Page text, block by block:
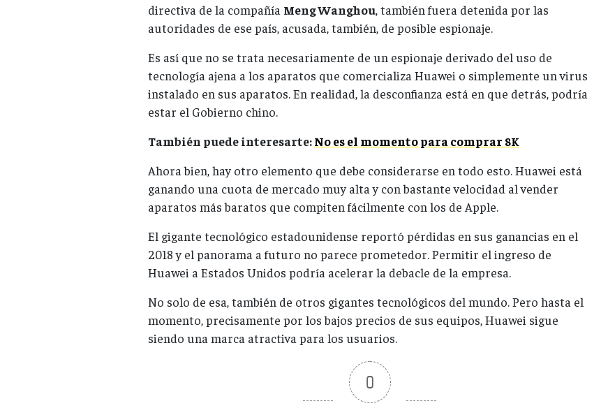
directiva de la compañía Meng Wanghou, también fuera detenida por las
autoridades de ese país, acusada, también, de posible espionaje.
Es así que no se trata necesariamente de un espionaje derivado del uso de
tecnología ajena a los aparatos que comercializa Huawei o simplemente un virus
instalado en sus aparatos. En realidad, la desconfianza está en que detrás, podría
estar el Gobierno chino.
También puede interesarte:No es el momento para comprar 8K
Ahora bien, hay otro elemento que debe considerarse en todo esto. Huawei está
ganando una cuota de mercado muy alta y con bastante velocidad al vender
aparatos más baratos que compiten fácilmente con los de Apple.
El gigante tecnológico estadounidense reportó pérdidas en sus ganancias en el
2018 y el panorama a futuro no parece prometedor. Permitir el ingreso de
Huawei a Estados Unidos podría acelerar la debacle de la empresa.
No solo de esa, también de otros gigantes tecnológicos del mundo. Pero hasta el
momento, precisamente por los bajos precios de sus equipos, Huawei sigue
siendo una marca atractiva para los usuarios.
0